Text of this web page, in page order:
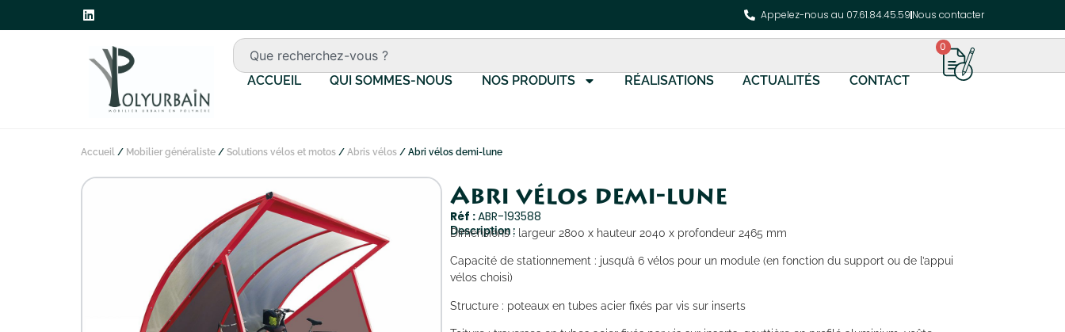
Appelez-nous au 07.61.84.45.59 Nous contacter
ACCUEIL QUI SOMMES-NOUS NOS PRODUITS RÉALISATIONS ACTUALITÉS CONTACT
0
Accueil / Mobilier généraliste / Solutions vélos et motos / Abris vélos / Abri vélos demi-lune
Abri vélos demi-lune
Réf :ABR-193588
Description :
Dimensions : largeur 2800 x hauteur 2040 x profondeur 2465 mm
Capacité de stationnement : jusqu’à 6 vélos pour un module (en fonction du support ou de l’appui
vélos choisi)
Structure : poteaux en tubes acier fixés par vis sur inserts